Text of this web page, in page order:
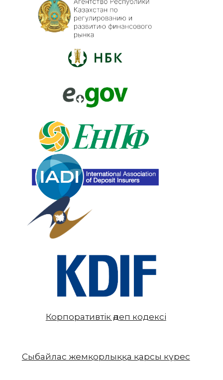
Корпоративтік әдеп кодексі
Сыбайлас жемқорлыққа қарсы күрес